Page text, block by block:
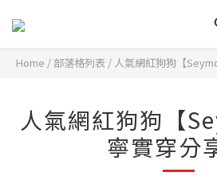
Home / 部落格列表 / 人氣網紅狗狗【
人氣網紅狗狗【
寧實穿分